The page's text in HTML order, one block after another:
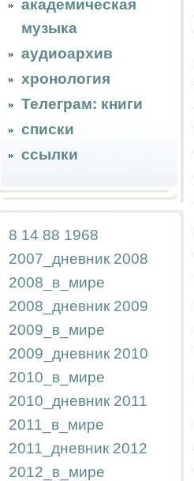
академическая
музыка
аудиоархив
хронология
Телеграм: книги
списки
ссылки
8 14 88 1968
2007_дневник 2008
2008_в_мире
2008_дневник 2009
2009_в_мире
2009_дневник 2010
2010_в_мире
2010_дневник 2011
2011_в_мире
2011_дневник 2012
2012_в_мире